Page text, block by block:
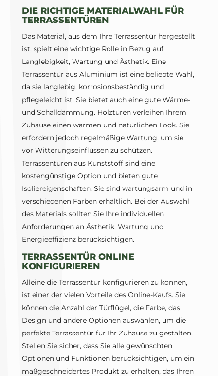
DIE RICHTIGE MATERIALWAHL FÜR
TERRASSENTÜREN
Das Material, aus dem Ihre Terrassentür hergestellt
ist, spielt eine wichtige Rolle in Bezug auf
Langlebigkeit, Wartung und Ästhetik. Eine
Terrassentür aus Aluminium ist eine beliebte Wahl,
da sie langlebig, korrosionsbeständig und
pflegeleicht ist. Sie bietet auch eine gute Wärme-
und Schalldämmung. Holztüren verleihen Ihrem
Zuhause einen warmen und natürlichen Look. Sie
erfordern jedoch regelmäßige Wartung, um sie
vor Witterungseinflüssen zu schützen.
Terrassentüren aus Kunststoff sind eine
kostengünstige Option und bieten gute
Isoliereigenschaften. Sie sind wartungsarm und in
verschiedenen Farben erhältlich. Bei der Auswahl
des Materials sollten Sie Ihre individuellen
Anforderungen an Ästhetik, Wartung und
Energieeffizienz berücksichtigen.
TERRASSENTÜR ONLINE
KONFIGURIEREN
Alleine die Terrassentür konfigurieren zu können,
ist einer der vielen Vorteile des Online-Kaufs. Sie
können die Anzahl der Türflügel, die Farbe, das
Design und andere Optionen auswählen, um die
perfekte Terrassentür für Ihr Zuhause zu gestalten.
Stellen Sie sicher, dass Sie alle gewünschten
Optionen und Funktionen berücksichtigen, um ein
maßgeschneidertes Produkt zu erhalten, das Ihren